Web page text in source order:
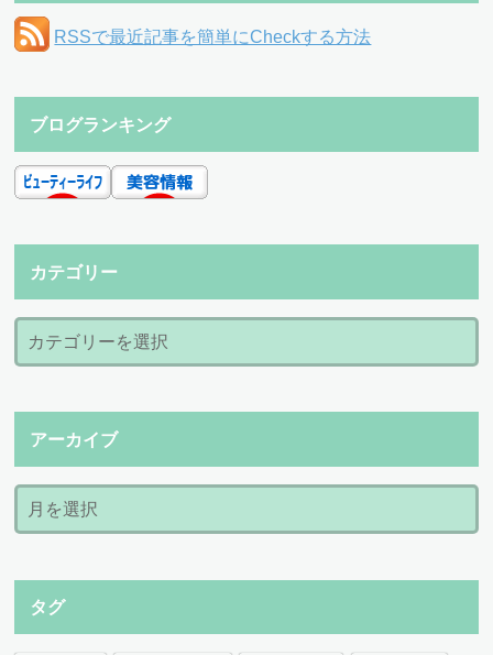
RSSで最近記事を簡単にCheckする方法
ブログランキング
カテゴリー
アーカイブ
タグ